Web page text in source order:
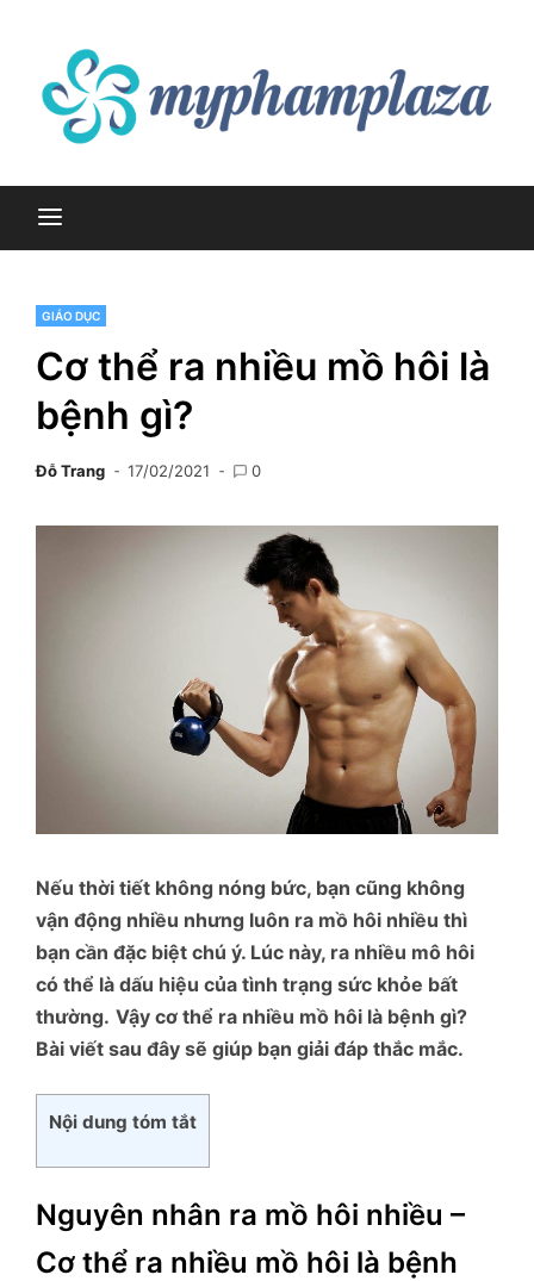
content
myphamplaza.vn
GIÁO DỤC
Cơ thể ra nhiều mồ hôi là
bệnh gì?
Đỗ Trang 17/02/2021 0
Nếu thời tiết không nóng bức, bạn cũng không
vận động nhiều nhưng luôn ra mồ hôi nhiều thì
bạn cần đặc biệt chú ý. Lúc này, ra nhiều mô hôi
có thể là dấu hiệu của tình trạng sức khỏe bất
thường. Vậy cơ thể ra nhiều mồ hôi là bệnh gì?
Bài viết sau đây sẽ giúp bạn giải đáp thắc mắc.
Nội dung tóm tắt
Nguyên nhân ra mồ hôi nhiều –
Cơ thể ra nhiều mồ hôi là bệnh